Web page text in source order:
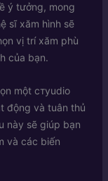
ý tưởng, mong
sĩ xăm hình sẽ
vị trí xăm phù
của bạn.
một стуudio
động và tuân thủ
này sẽ giúp bạn
và các biến